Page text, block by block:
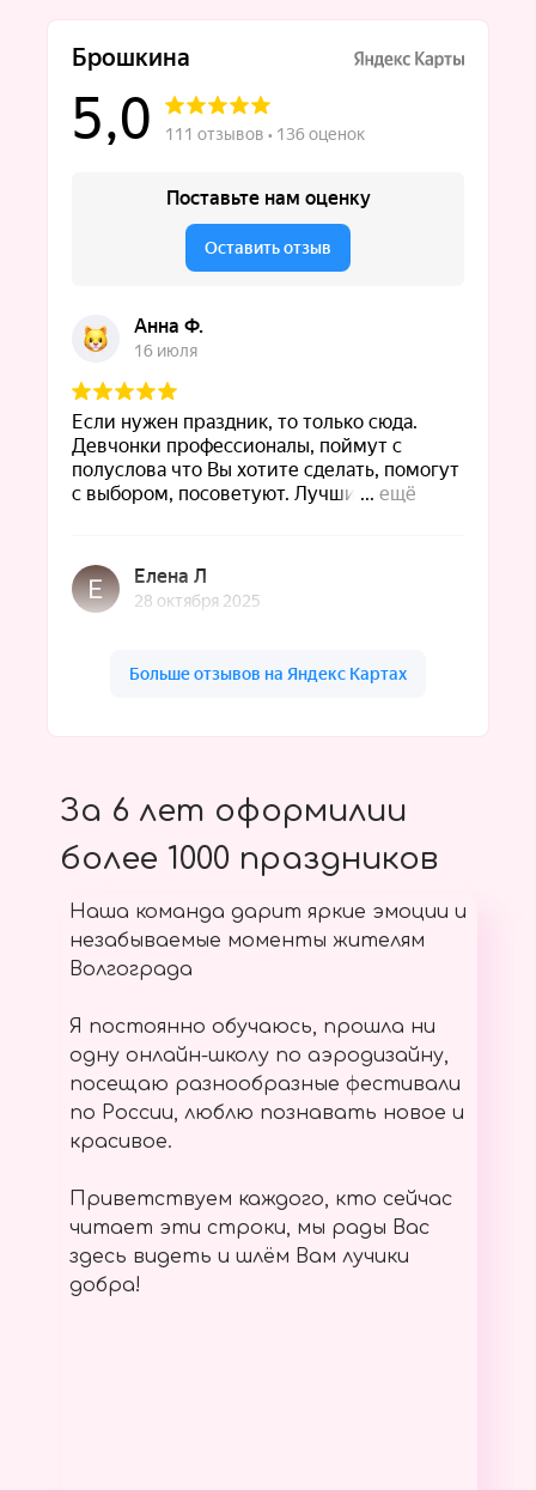
За 6 лет оформилии
более 1000 праздников
Наша команда дарит яркие эмоции и
незабываемые моменты жителям
Волгограда
Я постоянно обучаюсь, прошла ни
одну онлайн-школу по аэродизайну,
посещаю разнообразные фестивали
по России, люблю познавать новое и
красивое.
Приветствуем каждого, кто сейчас
читает эти строки, мы рады Вас
здесь видеть и шлём Вам лучики
добра!